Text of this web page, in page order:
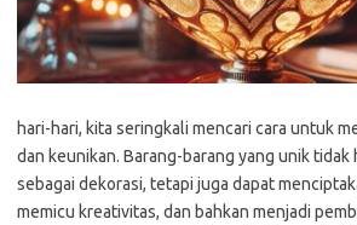
hari-hari, kita seringkali mencari cara untuk
dan keunikan. Barang-barang yang unik tidak
sebagai dekorasi, tetapi juga dapat
memicu kreativitas, dan bahkan menjadi